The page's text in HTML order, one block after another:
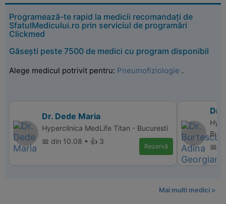
Programează-te rapid la medicii recomandați de
SfatulMedicului.ro prin serviciul de programări
Clickmed
Găsești peste 7500 de medici cu program disponibil
Alege medicul potrivit pentru: Pneumofiziologie .
Dr. Dede Maria
Hyperclinica MedLife Titan - Bucuresti
📅 din 10.08 • 👍 3
Rezervă
Dr.
📅
Mai multi medici >